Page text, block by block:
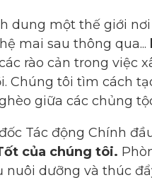
dung một thế giới
mai sau thông qua...
rào cản trong việc
Chúng tôi tìm cách
giữa các chủng
Tác động Chính
của chúng tôi.
dưỡng và thúc